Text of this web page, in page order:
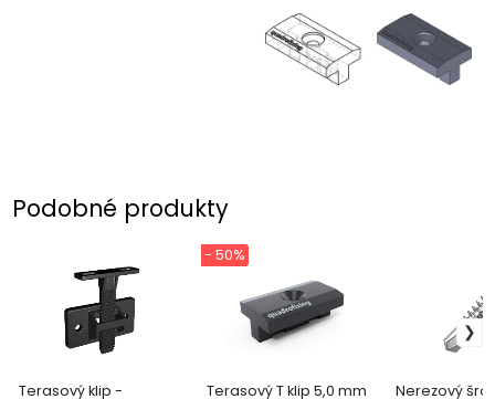
Podobné produkty
Terasový klip -
Terasový T klip 5,0 mm
- 50%
Nerezový